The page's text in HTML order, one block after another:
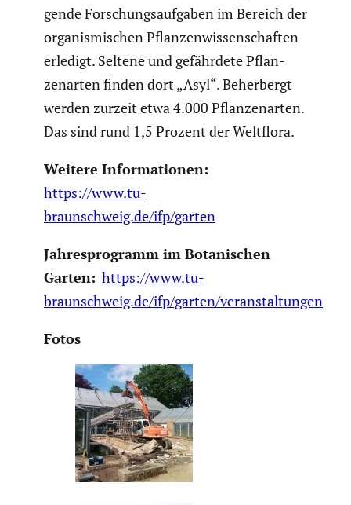
gende Forschungs­auf­gaben im Bereich der
organis­mi­schen Pflan­zen­wis­sen­schaften
erledigt. Seltene und gefähr­dete Pflan­
zen­arten finden dort „Asyl“. Beher­bergt
werden zurzeit etwa 4.000 Pflan­zen­arten.
Das sind rund 1,5 Prozent der Weltflora.
Weitere Infor­ma­tionen:
https://www.tu-
braunschweig.de/ifp/garten
Jahres­pro­gramm im Botani­schen
Garten: https://www.tu-
braunschweig.de/ifp/garten/veranstaltungen
Fotos